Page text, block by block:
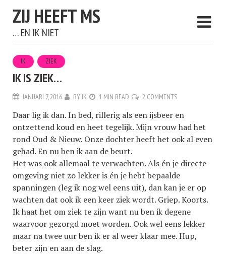
ZIJ HEEFT MS
… EN IK NIET
IK ZIEK
IK IS ZIEK…
JANUARI 7, 2016 BY IK 1 MIN READ 2 COMMENTS
Daar lig ik dan. In bed, rillerig als een ijsbeer en
ontzettend koud en heet tegelijk. Mijn vrouw had het
rond Oud & Nieuw. Onze dochter heeft het ook al even
gehad. En nu ben ik aan de beurt.
Het was ook allemaal te verwachten. Als én je directe
omgeving niet zo lekker is én je hebt bepaalde
spanningen (leg ik nog wel eens uit), dan kan je er op
wachten dat ook ik een keer ziek wordt. Griep. Koorts.
Ik haat het om ziek te zijn want nu ben ik degene
waarvoor gezorgd moet worden. Ook wel eens lekker
maar na twee uur ben ik er al weer klaar mee. Hup,
beter zijn en aan de slag.